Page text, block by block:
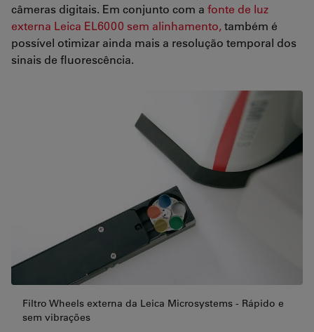
câmeras digitais. Em conjunto com a fonte de luz
externa Leica EL6000 sem alinhamento,também é
possível otimizar ainda mais a resolução temporal dos
sinais de fluorescência.
Filtro Wheels externa da Leica Microsystems - Rápido e
sem vibrações